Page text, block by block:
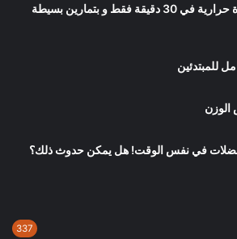
جدول حرق 300 سعرة حرارية في 30 دقيقة فقط و بتمارين بسيطة
للمبتدئين
في نفس الوقت! هل يمكن حدوث ذلك؟
337